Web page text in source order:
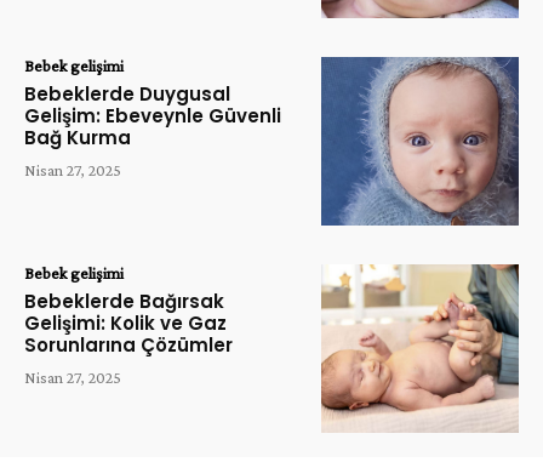
Bebek gelişimi
Bebeklerde Duygusal
Gelişim: Ebeveynle Güvenli
Bağ Kurma
Nisan 27, 2025
Bebek gelişimi
Bebeklerde Bağırsak
Gelişimi: Kolik ve Gaz
Sorunlarına Çözümler
Nisan 27, 2025